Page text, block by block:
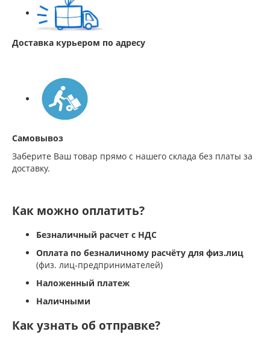
Доставка курьером по адресу
Самовывоз
Заберите Ваш товар прямо с нашего склада без платы за
доставку.
Как можно оплатить?
Безналичный расчет с НДС
Оплата по безналичному расчёту для физ.лиц
(физ. лиц-предпринимателей)
Наложенный платеж
Наличными
Как узнать об отправке?